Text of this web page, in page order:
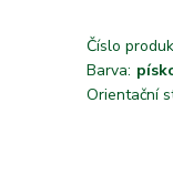
Číslo
Barva:
Orientační